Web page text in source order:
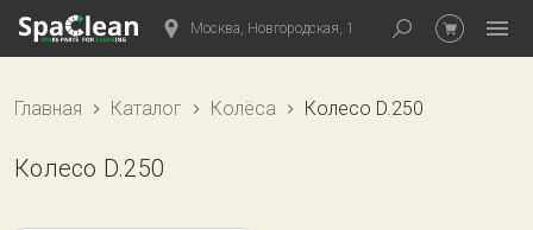
Москва, Новгородская, 1
Главная Каталог Колёса Колесо D.250
Колесо D.250